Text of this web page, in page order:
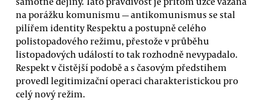
na porážku komunismu — antikomunismus se stal
pilířem identity Respektu a postupně celého
polistopadového režimu, přestože v průběhu
listopadových událostí to tak rozhodně nevypadalo.
Respekt v čistější podobě a s časovým předstihem
provedl legitimizační operaci charakteristickou pro
celý nový režim.